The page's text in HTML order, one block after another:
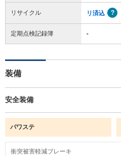
リサイクル リ済込
定期点検記録簿 -
装備
安全装備
パワステ
衝突被害軽減ブレーキ